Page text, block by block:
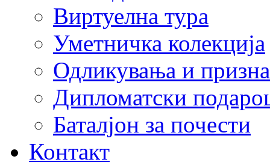
Виртуелна тура
Уметничка колекција
Одликувања и
Дипломатски
Баталјон за почести
Контакт